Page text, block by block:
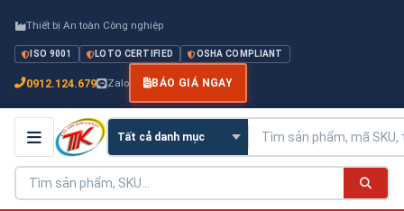
Thiết bị An toàn Công nghiệp
ISO 9001 LOTO CERTIFIED OSHA COMPLIANT
0912.124.679 Zalo BÁO GIÁ NGAY